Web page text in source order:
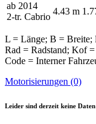
ab 2014
2-tr. Cabrio
4.43 m
L = Länge; B = Breite;
Rad = Radstand; Kof
Code = Interner
Motorisierungen (0)
Leider sind derzeit keine